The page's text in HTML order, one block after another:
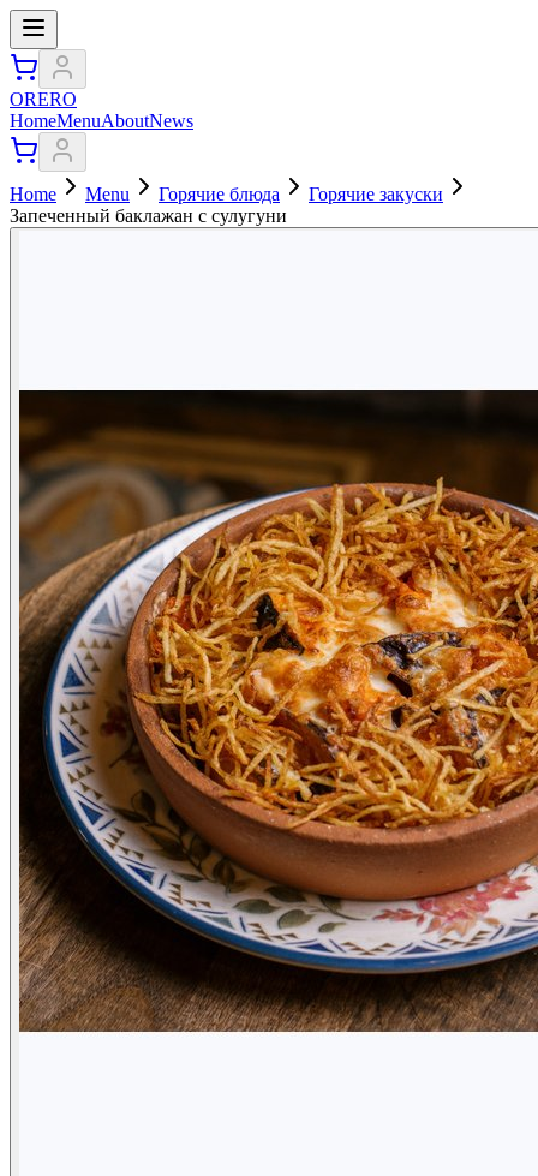
ORERO
HomeMenuAboutNews
Home Menu Горячие блюда
Горячие закуски
Запеченный баклажан с сулугуни